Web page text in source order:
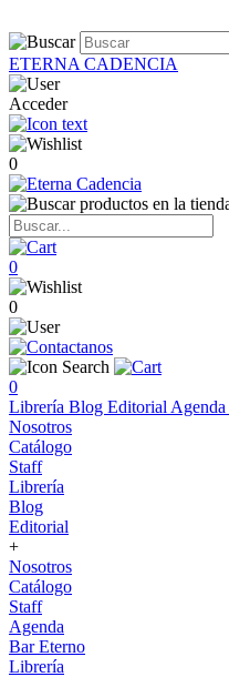
ETERNA CADENCIA
Acceder
0
0
0
0
Librería Blog Editorial Agenda
Nosotros
Catálogo
Staff
Librería
Blog
Editorial
+
Nosotros
Catálogo
Staff
Agenda
Bar Eterno
Librería